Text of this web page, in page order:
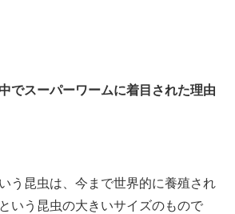
でスーパーワームに着目された理由
う昆虫は、今まで世界的に養殖され
いう昆虫の大きいサイズのもので